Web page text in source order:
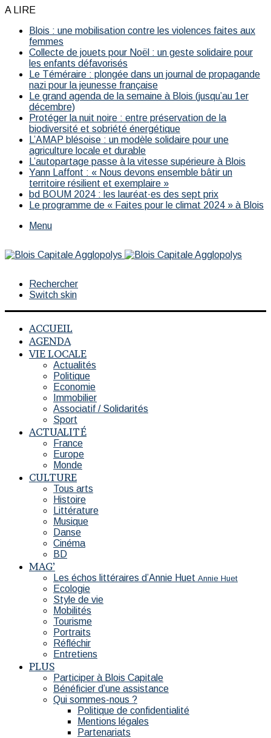
A LIRE
Blois : une mobilisation contre les violences faites aux
femmes
Collecte de jouets pour Noël : un geste solidaire pour
les enfants défavorisés
Le Téméraire : plongée dans un journal de propagande
nazi pour la jeunesse française
Le grand agenda de la semaine à Blois (jusqu’au 1er
décembre)
Protéger la nuit noire : entre préservation de la
biodiversité et sobriété énergétique
L’AMAP blésoise : un modèle solidaire pour une
agriculture locale et durable
L’autopartage passe à la vitesse supérieure à Blois
Yann Laffont : « Nous devons ensemble bâtir un
territoire résilient et exemplaire »
bd BOUM 2024 : les lauréat·es des sept prix
Le programme de « Faites pour le climat 2024 » à Blois
Menu
Rechercher
Switch skin
ACCUEIL
AGENDA
VIE LOCALE
Actualités
Politique
Economie
Immobilier
Associatif / Solidarités
Sport
ACTUALITÉ
France
Europe
Monde
CULTURE
Tous arts
Histoire
Littérature
Musique
Danse
Cinéma
BD
MAG’
Les échos littéraires d’Annie Huet Annie Huet
Ecologie
Style de vie
Mobilités
Tourisme
Portraits
Réfléchir
Entretiens
PLUS
Participer à Blois Capitale
Bénéficier d’une assistance
Qui sommes-nous ?
Politique de confidentialité
Mentions légales
Partenariats